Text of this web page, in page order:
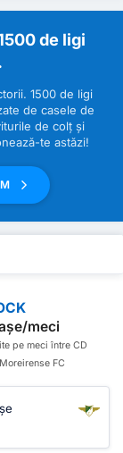
de ligi
1500 de ligi
de casele de
de colț și
te astăzi!
meci
pe meci între CD
FC